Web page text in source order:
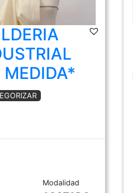
MEDIDA*
Modalidad